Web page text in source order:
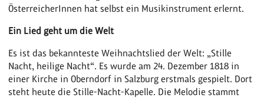
ÖsterreicherInnen hat selbst ein Musikinstrument erlernt.
Ein Lied geht um die Welt
Es ist das bekannteste Weihnachtslied der Welt: „Stille
Nacht, heilige Nacht“. Es wurde am 24. Dezember 1818 in
einer Kirche in Oberndorf in Salzburg erstmals gespielt. Dort
steht heute die Stille-Nacht-Kapelle. Die Melodie stammt